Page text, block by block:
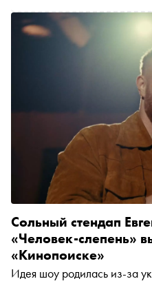
Сольный стендап
«Человек-слепень»
«Кинопоиске»
Идея шоу родилась из-за